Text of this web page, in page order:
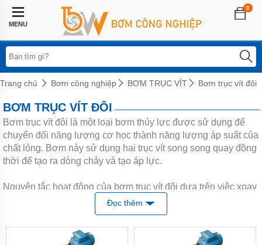
MENU
0
Trang
chủ
Lĩnh
vực
áp
dụng
thống
phun
sương
Bơm
tăng
áp
tần
áp
Trang chủ Bơm công nghiệp BƠM TRỤC VÍT Bơm trục vít đôi
BƠM TRỤC VÍT ĐÔI
Bơm trục vít đôi là một loại bơm thủy lực được sử dụng để
chuyển đổi năng lượng cơ học thành năng lượng áp suất của
chất lỏng. Bơm này sử dụng hai trục vít song song quay đồng
thời để tạo ra dòng chảy và tạo áp lực.
Nguyên tắc hoạt động của bơm trục vít đôi dựa trên việc xoay
hai trục vít đặt trong một thân bơm. Khi hai trục vít quay, chất
lỏng được bơm từ phần hút vào phần xả của bơm thông qua
không gian giữa các vòng xoắn của trục vít. Trong quá trình
quay, không gian giữa các vòng xoắn liên tục thu nhỏ, tạo ra
Đọc thêm